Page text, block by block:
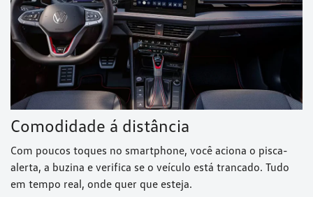
Comodidade á distância
Com poucos toques no smartphone, você aciona o pisca-
alerta, a buzina e verifica se o veículo está trancado. Tudo
em tempo real, onde quer que esteja.